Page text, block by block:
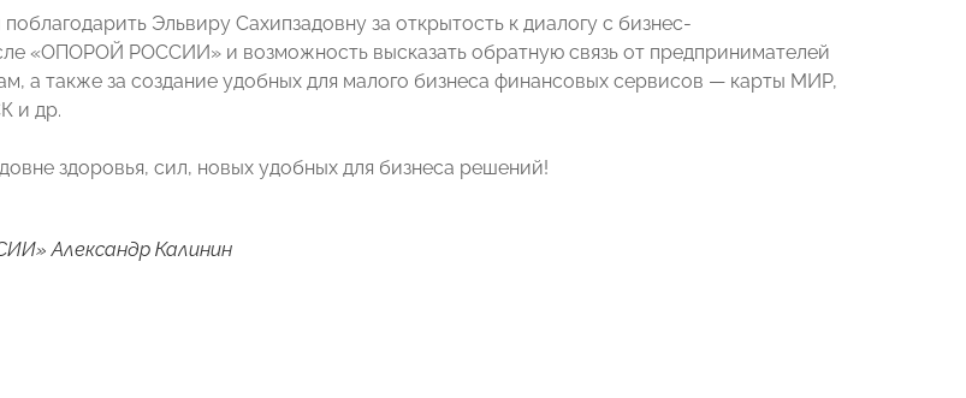
Эльвиру Сахипзадовну за открытость к диалогу с бизнес-
«ОПОРОЙ РОССИИ» и возможность высказать обратную связь от предпринимателей
а также за создание удобных для малого бизнеса финансовых сервисов — карты МИР,
и др.
здоровья, сил, новых удобных для бизнеса решений!
Александр Калинин